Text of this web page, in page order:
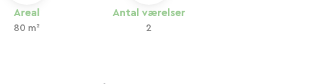
Areal
80 m²
Antal værelser
2